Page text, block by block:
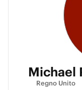
Michael
Regno Unito